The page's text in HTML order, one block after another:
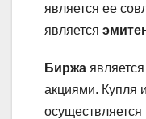
является ее
является
Биржа
акциями. Купля